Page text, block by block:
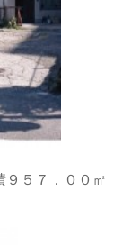
５７．００㎡